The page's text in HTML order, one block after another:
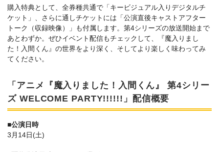
購入特典として、全券種共通で「キービジュアル入りデジタルチ
ケット」、さらに通しチケットには「公演直後キャストアフター
トーク（収録映像）」も付属します。第4シリーズの放送開始まで
あとわずか。ぜひイベント配信もチェックして、『魔入りまし
た！入間くん』の世界をより深く、そしてより楽しく味わってみ
てください。
「アニメ『魔入りました！入間くん』 第4シリー
ズ WELCOME PARTY!!!!!!」配信概要
■公演日時
3月14日(土)